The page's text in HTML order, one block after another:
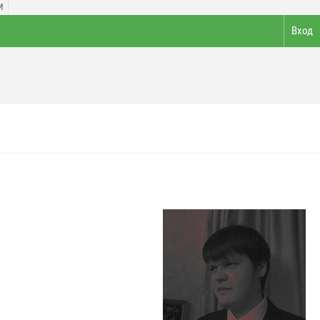
Вход